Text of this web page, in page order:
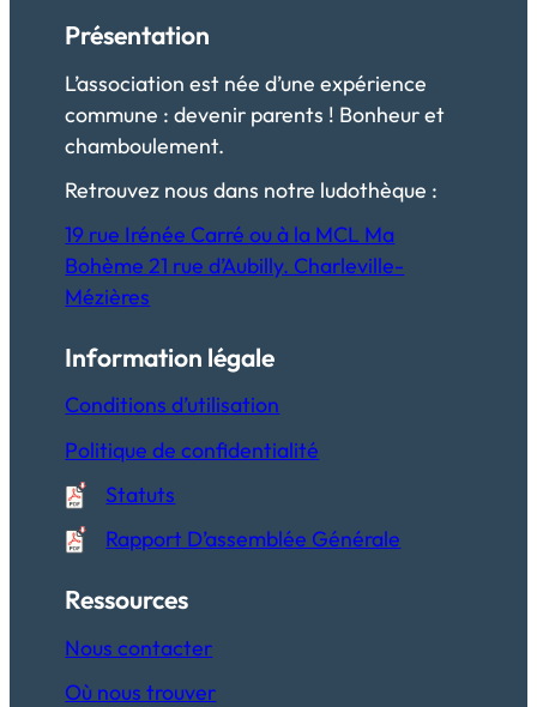
Présentation
L’association est née d’une expérience
commune : devenir parents ! Bonheur et
chamboulement.
Retrouvez nous dans notre ludothèque :
19 rue Irénée Carré ou à la MCL Ma
Bohème 21 rue d’Aubilly. Charleville-
Mézières
Information légale
Conditions d’utilisation
Politique de confidentialité
Statuts
Rapport D’assemblée Générale
Ressources
Nous contacter
Où nous trouver